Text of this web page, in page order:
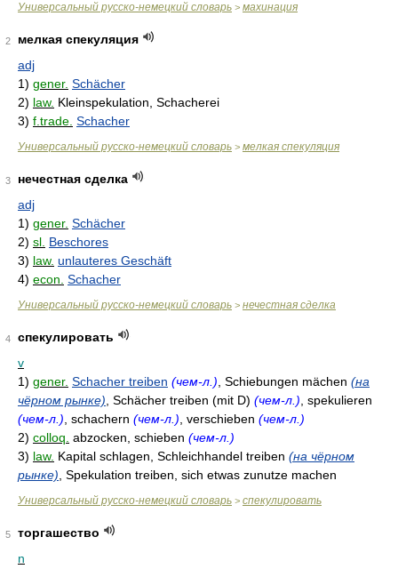
Универсальный русско-немецкий словарь > махинация
2
мелкая спекуляция
adj
1) gener. Schächer
2) law. Kleinspekulation, Schacherei
3) f.trade. Schacher
Универсальный русско-немецкий словарь > мелкая спекуляция
3
нечестная сделка
adj
1) gener. Schächer
2) sl. Beschores
3) law. unlauteres Geschäft
4) econ. Schacher
Универсальный русско-немецкий словарь > нечестная сделка
4
спекулировать
v
1) gener. Schacher treiben (чем-л.) , Schiebungen mächen (на
чёрном рынке) , Schächer treiben (mit D) (чем-л.) , spekulieren
(чем-л.) , schachern (чем-л.) , verschieben (чем-л.)
2) colloq. abzocken, schieben (чем-л.)
3) law. Kapital schlagen, Schleichhandel treiben (на чёрном
рынке) , Spekulation treiben, sich etwas zunutze machen
Универсальный русско-немецкий словарь > спекулировать
5
торгашество
n